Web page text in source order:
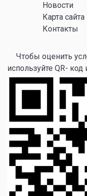
Новости
Карта сайта
Контакты
Чтобы оценить
используйте QR-